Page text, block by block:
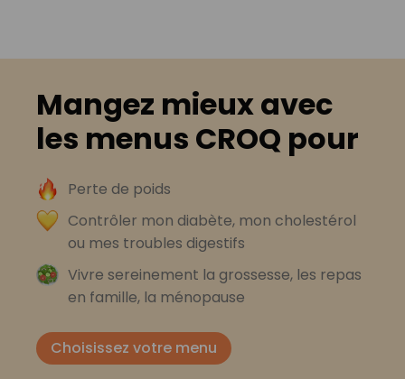
Mangez mieux avec
les menus CROQ pour
Perte de poids
Contrôler mon diabète, mon cholestérol
ou mes troubles digestifs
Vivre sereinement la grossesse, les repas
en famille, la ménopause
Choisissez votre menu